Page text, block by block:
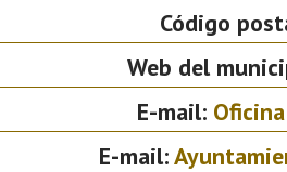
Código
Web del
E-mail:
E-mail: